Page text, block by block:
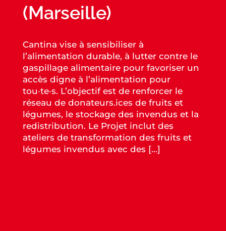
(Marseille)
Cantina vise à sensibiliser à
l’alimentation durable, à lutter contre le
gaspillage alimentaire pour favoriser un
accès digne à l’alimentation pour
tou·te·s. L’objectif est de renforcer le
réseau de donateurs.ices de fruits et
légumes, le stockage des invendus et la
redistribution. Le Projet inclut des
ateliers de transformation des fruits et
légumes invendus avec des […]